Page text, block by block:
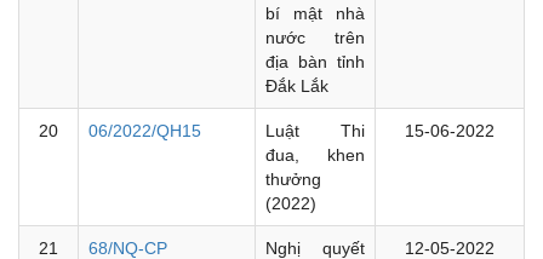
bí mật nhà
nước trên
địa bàn tỉnh
Đắk Lắk
20 06/2022/QH15
Luật Thi
đua, khen
thưởng
(2022)
15-06-2022
21 68/NQ-CP
Nghị quyết
12-05-2022